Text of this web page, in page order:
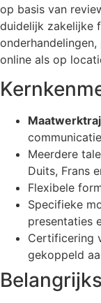
op basis van
duidelijk zakelijke
online als op
Meerdere
Duits, Frans
Flexibele
Specifieke
presentaties
Certificering
gekoppeld